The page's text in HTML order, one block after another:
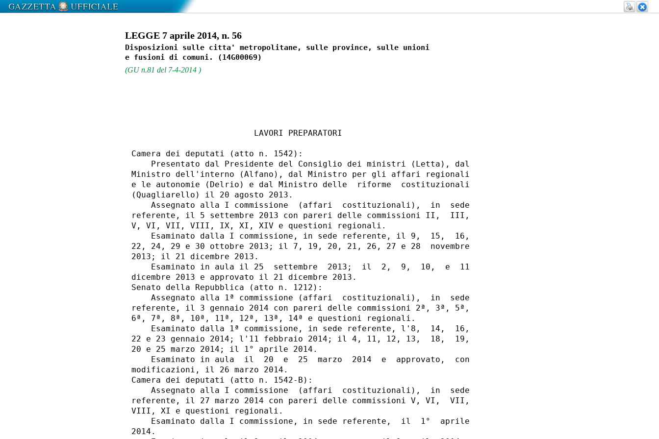
LEGGE 7 aprile 2014, n. 56
Disposizioni sulle citta' metropolitane, sulle province, sulle unioni
(GU n.81 del 7-4-2014 )
                         LAVORI PREPARATORI
Camera dei deputati (atto n. 1542):
    Presentato dal Presidente del Consiglio dei ministri (Letta), dal
Ministro dell'interno (Alfano), dal Ministro per gli affari regionali
e le autonomie (Delrio) e dal Ministro delle  riforme  costituzionali
(Quagliarello) il 20 agosto 2013.
    Assegnato alla I commissione  (affari  costituzionali),  in  sede
referente, il 5 settembre 2013 con pareri delle commissioni II,  III,
V, VI, VII, VIII, IX, XI, XIV e questioni regionali.
    Esaminato dalla I commissione, in sede referente, il 9,  15,  16,
22, 24, 29 e 30 ottobre 2013; il 7, 19, 20, 21, 26, 27 e 28  novembre
2013; il 21 dicembre 2013.
    Esaminato in aula il 25  settembre  2013;  il  2,  9,  10,  e  11
dicembre 2013 e approvato il 21 dicembre 2013.
Senato della Repubblica (atto n. 1212):
    Assegnato alla 1ª commissione (affari  costituzionali),  in  sede
referente, il 3 gennaio 2014 con pareri delle commissioni 2ª, 3ª, 5ª,
6ª, 7ª, 8ª, 10ª, 11ª, 12ª, 13ª, 14ª e questioni regionali.
    Esaminato dalla 1ª commissione, in sede referente, l'8,  14,  16,
22 e 23 gennaio 2014; l'11 febbraio 2014; il 4, 11, 12, 13,  18,  19,
20 e 25 marzo 2014; il 1° aprile 2014.
    Esaminato in aula  il  20  e  25  marzo  2014  e  approvato,  con
modificazioni, il 26 marzo 2014.
Camera dei deputati (atto n. 1542-B):
    Assegnato alla I commissione  (affari  costituzionali),  in  sede
referente, il 27 marzo 2014 con pareri delle commissioni V, VI,  VII,
VIII, XI e questioni regionali.
    Esaminato dalla I commissione, in sede referente,  il  1°  aprile
2014.